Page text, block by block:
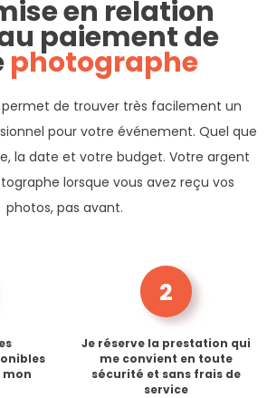
en relation
paiement de
photographe
permet de trouver très facilement un
pour votre événement. Quel que
la date et votre budget. Votre argent
lorsque vous avez reçu vos
photos, pas avant.
mon
2
Je réserve la prestation qui
me convient en toute
sécurité et sans frais de
service